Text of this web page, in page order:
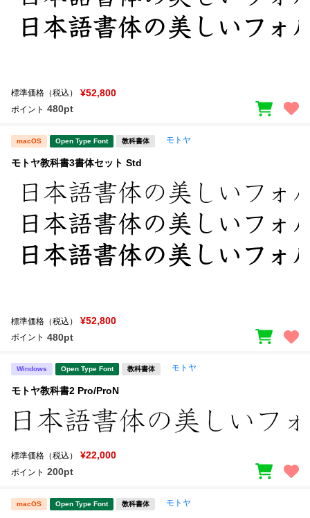
標準価格（税込） ¥52,800
ポイント 480pt
macOS Open Type Font 教科書体 モトヤ
モトヤ教科書3書体セット Std
標準価格（税込） ¥52,800
ポイント 480pt
Windows Open Type Font 教科書体 モトヤ
モトヤ教科書2 Pro/ProN
標準価格（税込） ¥22,000
ポイント 200pt
macOS Open Type Font 教科書体 モトヤ